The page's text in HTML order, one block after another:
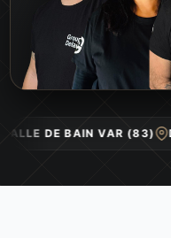
SALLE DE BAIN